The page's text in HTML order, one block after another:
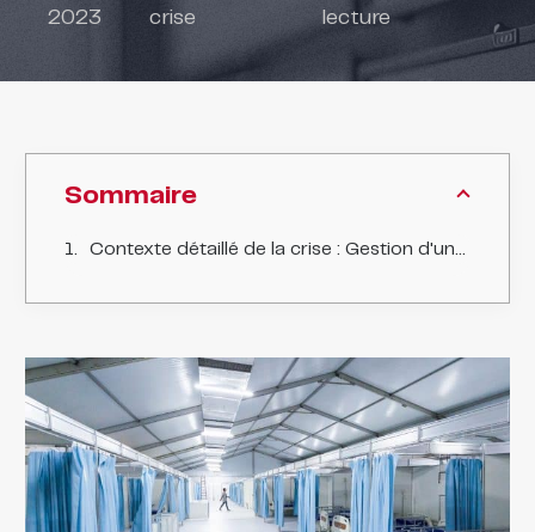
2023
crise
lecture
Sommaire
Contexte détaillé de la crise : Gestion d'une Cyberattaque dans l'Hôpital Sainte-Marie